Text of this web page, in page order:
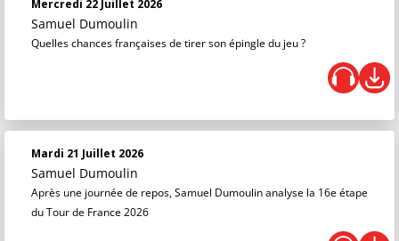
Mercredi 22 Juillet 2026
Samuel Dumoulin
Quelles chances françaises de tirer son épingle du jeu ?
Mardi 21 Juillet 2026
Samuel Dumoulin
Après une journée de repos, Samuel Dumoulin analyse la 16e étape
du Tour de France 2026